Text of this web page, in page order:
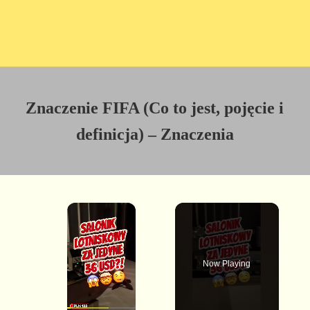
Znaczenie FIFA (Co to jest, pojęcie i
definicja) – Znaczenia
×
Now Playing